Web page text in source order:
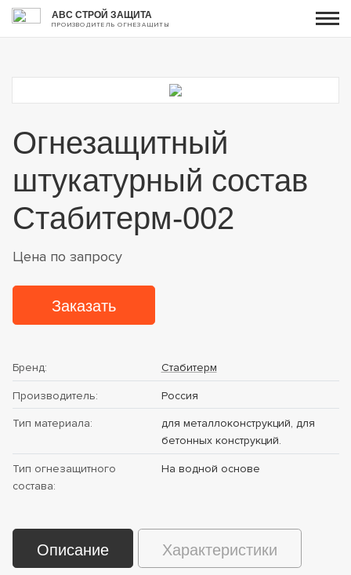
АВС СТРОЙ ЗАЩИТА
ПРОИЗВОДИТЕЛЬ ОГНЕЗАЩИТЫ
Огнезащитный
штукатурный состав
Стабитерм-002
Цена по запросу
Заказать
Бренд: Стабитерм
Производитель: Россия
Тип материала:
для металлоконструкций, для
бетонных конструкций.
Тип огнезащитного
состава:
На водной основе
Описание Характеристики